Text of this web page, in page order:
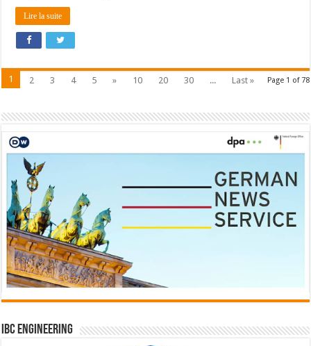
Lire la suite
Page 1 of 78
1 2 3 4 5 » 10 20 30 ... Last »
IBC Engineering